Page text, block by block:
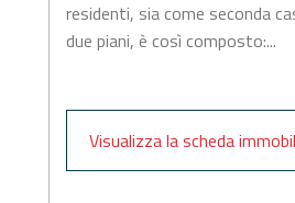
residenti, sia come seconda
due piani, è così composto:...
Visualizza la scheda